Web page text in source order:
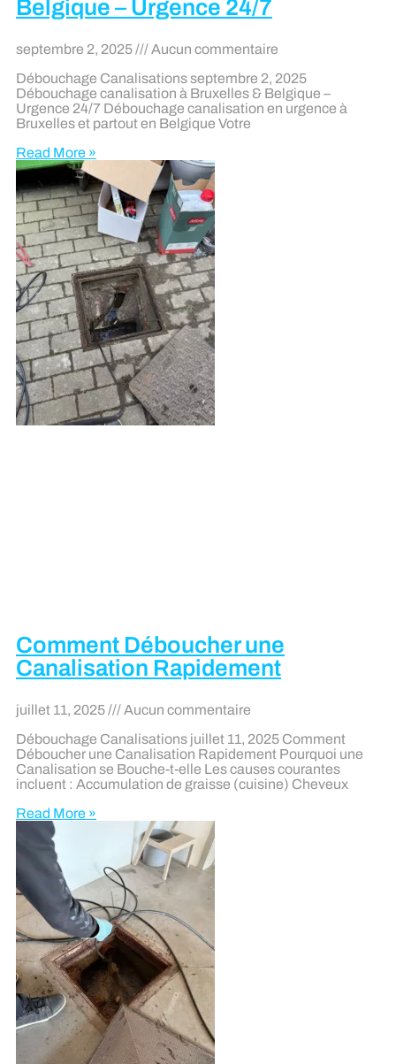
Belgique – Urgence 24/7
septembre 2, 2025
Aucun commentaire
Débouchage Canalisations septembre 2, 2025
Débouchage canalisation à Bruxelles & Belgique –
Urgence 24/7 Débouchage canalisation en urgence à
Bruxelles et partout en Belgique Votre
Read More »
Comment Déboucher une
Canalisation Rapidement
juillet 11, 2025
Aucun commentaire
Débouchage Canalisations juillet 11, 2025 Comment
Déboucher une Canalisation Rapidement Pourquoi une
Canalisation se Bouche-t-elle Les causes courantes
incluent : Accumulation de graisse (cuisine) Cheveux
Read More »